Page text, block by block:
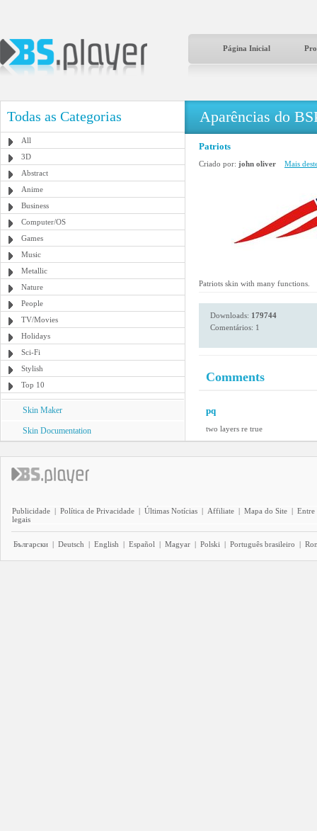
Página Inicial
Todas as Categorias
All
3D
Abstract
Anime
Business
Computer/OS
Games
Music
Metallic
Nature
People
TV/Movies
Holidays
Sci-Fi
Stylish
Top 10
Skin Maker
Skin Documentation
Aparências do
Patriots
Criado por: john oliver Mais
Patriots skin with many functions.
Downloads: 179744
Comentários: 1
Comments
pq
two layers re true
Publicidade | Política de Privacidade | Últimas Notícias | Affiliate | Mapa do Site | Entre
legais
Български | Deutsch | English | Español | Magyar | Polski | Português brasileiro |